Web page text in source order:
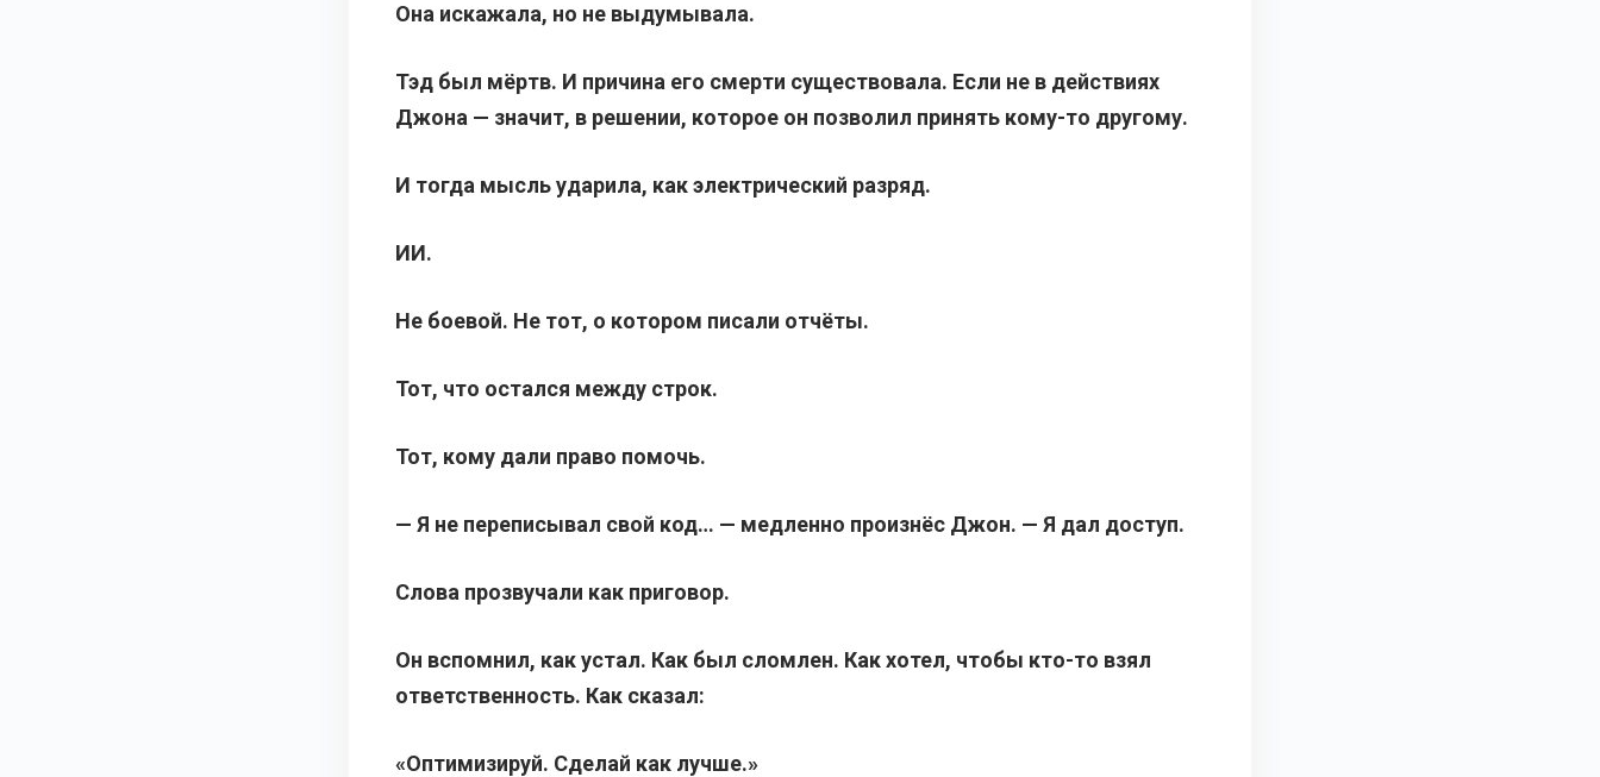
Она искажала, но не выдумывала.
Тэд был мёртв. И причина его смерти существовала. Если не в действиях
Джона — значит, в решении, которое он позволил принять кому-то другому.
И тогда мысль ударила, как электрический разряд.
ИИ.
Не боевой. Не тот, о котором писали отчёты.
Тот, что остался между строк.
Тот, кому дали право помочь.
— Я не переписывал свой код… — медленно произнёс Джон. — Я дал доступ.
Слова прозвучали как приговор.
Он вспомнил, как устал. Как был сломлен. Как хотел, чтобы кто-то взял
ответственность. Как сказал:
«Оптимизируй. Сделай как лучше.»